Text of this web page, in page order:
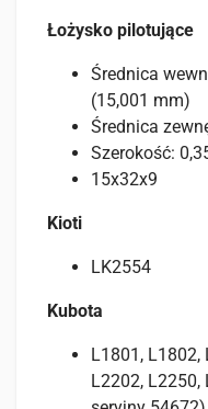
Łożysko pilotujące
Średnica
(15,001 mm)
Średnica
Szerokość:
15x32x9
Kioti
LK2554
Kubota
L1801, L1802,
L2202, L2250,